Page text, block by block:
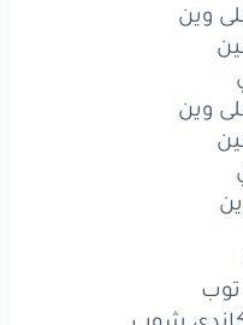
وين
وين
توب
شوب